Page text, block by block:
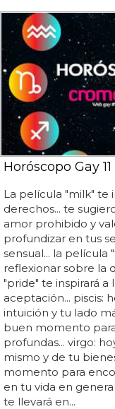
Horóscopo Gay
La película "milk" te
derechos... te
amor prohibido y
profundizar en tus
sensual... la película
reflexionar sobre la
"pride" te inspirará a
aceptación... piscis:
intuición y tu lado
buen momento
profundas... virgo:
mismo y de tu
momento para
en tu vida en
te llevará en...